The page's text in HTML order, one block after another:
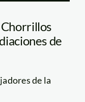
de
de la